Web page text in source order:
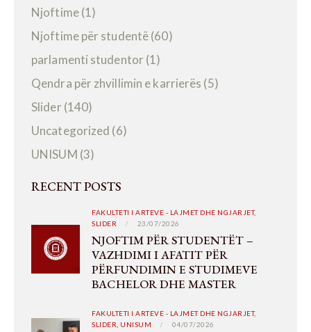
Njoftime(1)
Njoftime për studentë(60)
parlamenti studentor (1)
Qendra për zhvillimin e karrierës (5)
Slider (140)
Uncategorized (6)
UNISUM (3)
RECENT POSTS
FAKULTETI I ARTEVE - LAJMET DHE NGJARJET,
SLIDER
23/07/2026
NJOFTIM PËR STUDENTËT –
VAZHDIMI I AFATIT PËR
PËRFUNDIMIN E STUDIMEVE
BACHELOR DHE MASTER
FAKULTETI I ARTEVE - LAJMET DHE NGJARJET,
SLIDER, UNISUM 04/07/2026